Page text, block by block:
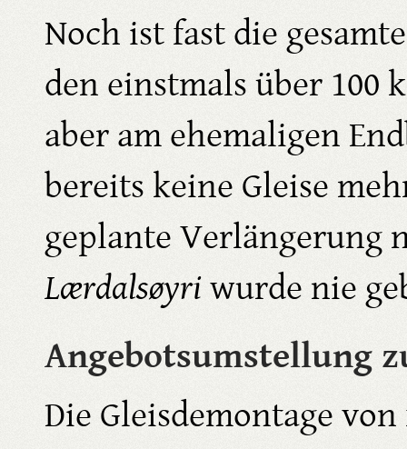
Noch ist fast die
den einstmals über 100
aber am ehemaligen
bereits keine Gleise
geplante Verlängerung
Lærdalsøyriwurde nie
Angebotsumstellung
Die Gleisdemontage